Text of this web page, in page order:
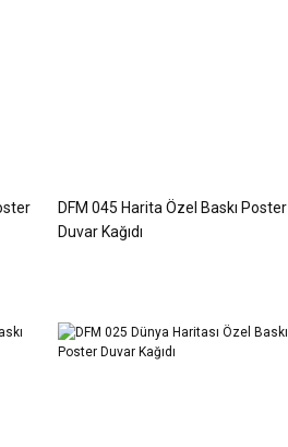
DFM 045 Harita Özel Baskı Poster
Duvar Kağıdı